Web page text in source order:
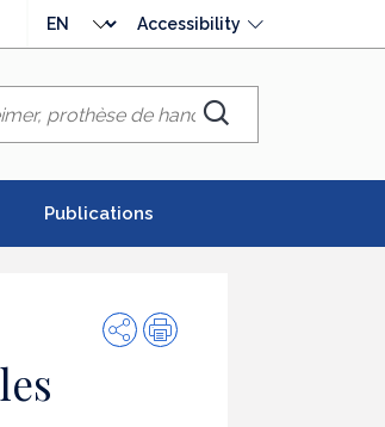
language
Accessibility
Chercher
Publications
SharePrint